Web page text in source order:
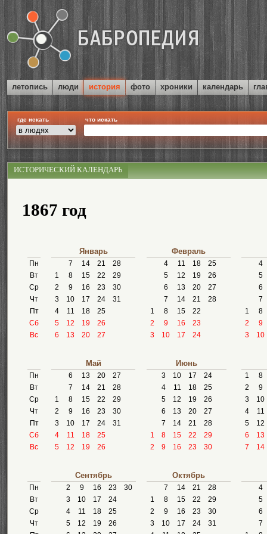
летопись люди история фото хроники календарь
где искать что искать
ИСТОРИЧЕСКИЙ КАЛЕНДАРЬ
1867 год
Пн
Вт
Ср
Чт
Пт
Сб
Вс
Январь
7 14 21
28
1
8 15 22
29
2
9 16 23
30
3
10 17 24
31
4
11 18
25
5
12 19
26
6
13 20 27
Февраль
4 11 18
25
5
12 19
26
6
13 20
27
7
14 21
28
1
8 15
22
2
9 16
23
3
10 17 24
4
5
6
7
1
8
2
9
3
10
Пн
Вт
Ср
Чт
Пт
Сб
Вс
Май
6 13 20
27
7
14 21
28
1
8 15 22
29
2
9 16 23
30
3
10 17 24
31
4
11 18
25
5
12 19 26
Июнь
3 10 17
24
4
11 18
25
5
12 19
26
6
13 20
27
7
14 21
28
1
8 15 22
29
2
9 16 23 30
1
8
2
9
3
10
4
11
5
12
6
13
7
14
Пн
Вт
Ср
Чт
Сентябрь
2 9 16 23
30
3
10 17
24
4
11 18
25
5
12 19
26
Октябрь
7 14 21
28
1
8 15 22
29
2
9 16 23
30
3
10 17 24
31
4
5
6
7